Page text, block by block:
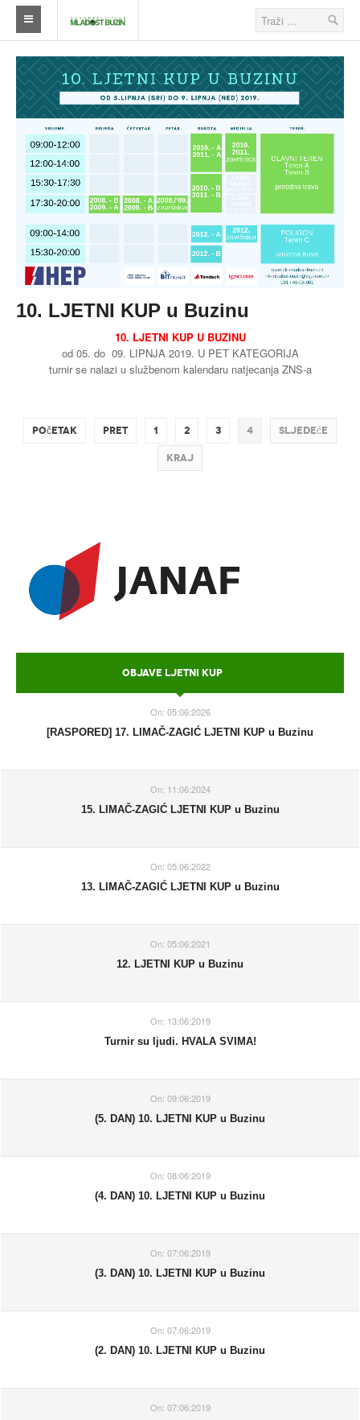
Naslovna
Klub
Škola nogometa
Ostalo
Klub
Novosti
Seniori
Škola nogometa
Veterani
10. LJETNI KUP u Buzinu
10. LJETNI KUP U BUZINU
od 05. do 09. LIPNJA 2019. U PET KATEGORIJA
turnir se nalazi u službenom kalendaru natjecanja ZNS-a
Početak Pret 1 2 3 4 Sljedeće
Kraj
OBJAVE LJETNI KUP
On: 05:06:2026
[RASPORED] 17. LIMAČ-ZAGIĆ LJETNI KUP u Buzinu
On: 11:06:2024
15. LIMAČ-ZAGIĆ LJETNI KUP u Buzinu
On: 05:06:2022
13. LIMAČ-ZAGIĆ LJETNI KUP u Buzinu
On: 05:06:2021
12. LJETNI KUP u Buzinu
On: 13:06:2019
Turnir su ljudi. HVALA SVIMA!
On: 09:06:2019
(5. DAN) 10. LJETNI KUP u Buzinu
On: 08:06:2019
(4. DAN) 10. LJETNI KUP u Buzinu
On: 07:06:2019
(3. DAN) 10. LJETNI KUP u Buzinu
On: 07:06:2019
(2. DAN) 10. LJETNI KUP u Buzinu
On: 07:06:2019